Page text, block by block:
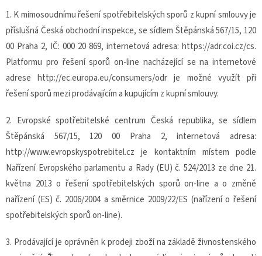
1. K mimosoudnímu řešení spotřebitelských sporů z kupní smlouvy je
příslušná Česká obchodní inspekce, se sídlem Štěpánská 567/15, 120
00 Praha 2, IČ: 000 20 869, internetová adresa: https://adr.coi.cz/cs.
Platformu pro řešení sporů on-line nacházející se na internetové
adrese http://ec.europa.eu/consumers/odr je možné využít při
řešení sporů mezi prodávajícím a kupujícím z kupní smlouvy.
2. Evropské spotřebitelské centrum Česká republika, se sídlem
Štěpánská 567/15, 120 00 Praha 2, internetová adresa:
http://www.evropskyspotrebitel.cz je kontaktním místem podle
Nařízení Evropského parlamentu a Rady (EU) č. 524/2013 ze dne 21.
května 2013 o řešení spotřebitelských sporů on-line a o změně
nařízení (ES) č. 2006/2004 a směrnice 2009/22/ES (nařízení o řešení
spotřebitelských sporů on-line).
3. Prodávající je oprávněn k prodeji zboží na základě živnostenského